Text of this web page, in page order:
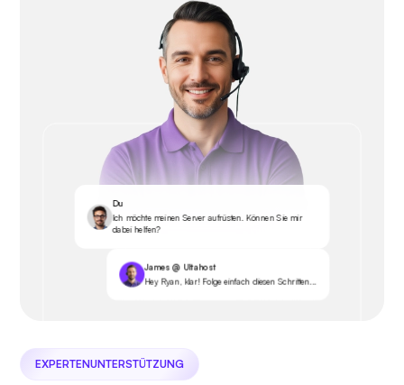
Du
Ich möchte meinen Server aufrüsten. Können Sie mir
dabei helfen?
James @ Ultahost
Hey Ryan, klar! Folge einfach diesen Schritten...
EXPERTENUNTERSTÜTZUNG